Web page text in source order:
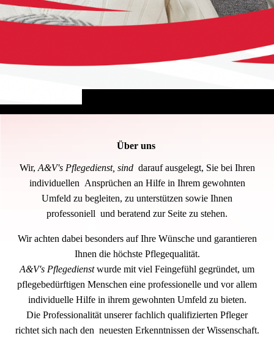
Über uns
Wir, A&V's Pflegedienst, sinddarauf ausgelegt, Sie bei Ihren
individuellen Ansprüchen an Hilfe in Ihrem gewohnten
Umfeld zu begleiten, zu unterstützen sowie Ihnen
professoniell und beratend zur Seite zu stehen.
Wir achten dabei besonders auf Ihre Wünsche und garantieren
Ihnen die höchste Pflegequalität.
A&V's Pflegedienstwurde mit viel Feingefühl gegründet, um
pflegebedürftigen Menschen eine professionelle und vor allem
individuelle Hilfe in ihrem gewohnten Umfeld zu bieten.
Die Professionalität unserer fachlich qualifizierten Pfleger
richtet sich nach den neuesten Erkenntnissen der Wissenschaft.